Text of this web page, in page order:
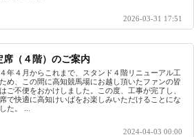
2026-03-31 17:51
席（４階）のご案内
年４月からこれまで、スタンド４階リニューアル工
め、この間に高知競馬場にお越し頂いたファンの皆
ご不便をおかけしました。この度、工事が完了し、
で快適に高知けいばをお楽しみいただけることにな
た。 ...
2024-04-03 00:00